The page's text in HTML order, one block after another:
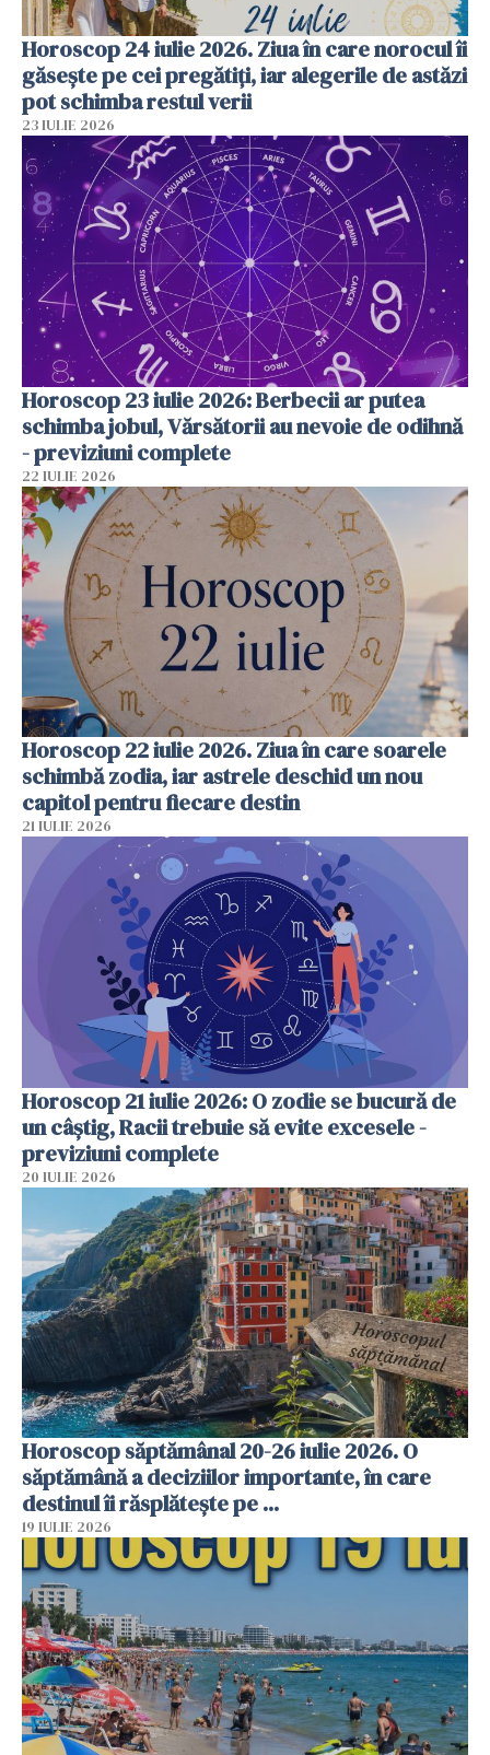
Horoscop 24 iulie 2026. Ziua în care norocul îi
găsește pe cei pregătiți, iar alegerile de astăzi
pot schimba restul verii
23 IULIE 2026
Horoscop 23 iulie 2026: Berbecii ar putea
schimba jobul, Vărsătorii au nevoie de odihnă
- previziuni complete
22 IULIE 2026
Horoscop 22 iulie 2026. Ziua în care soarele
schimbă zodia, iar astrele deschid un nou
capitol pentru fiecare destin
21 IULIE 2026
Horoscop 21 iulie 2026: O zodie se bucură de
un câștig, Racii trebuie să evite excesele -
previziuni complete
20 IULIE 2026
Horoscop săptămânal 20-26 iulie 2026. O
săptămână a deciziilor importante, în care
destinul îi răsplătește pe ...
19 IULIE 2026